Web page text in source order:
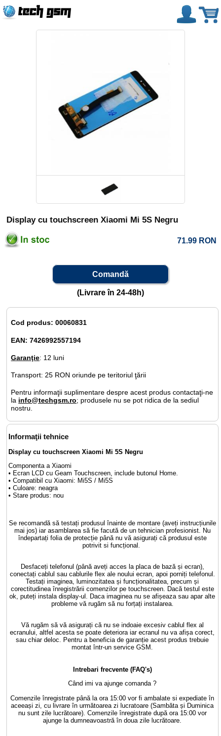
Display cu touchscreen Xiaomi Mi 5S Negru
71.99 RON
Comandă
(Livrare în 24-48h)
Cod produs: 00060831
EAN: 7426992557194
Garanţie: 12 luni
Transport: 25 RON oriunde pe teritoriul ţării
Pentru informaţii suplimentare despre acest produs contactaţi-ne
la info@techgsm.ro; produsele nu se pot ridica de la sediul
nostru.
Informaţii tehnice
Display cu touchscreen Xiaomi Mi 5S Negru
Componenta a Xiaomi
• Ecran LCD cu Geam Touchscreen, include butonul Home.
• Compatibil cu Xiaomi: Mi5S / Mi5S
• Culoare: neagra
• Stare produs: nou
Se recomandă să testați produsul înainte de montare (aveți instrucțiunile
mai jos) iar asamblarea să fie facută de un tehnician profesionist. Nu
îndepartați folia de protecție până nu vă asigurați că produsul este
potrivit si funcțional.
Desfaceți telefonul (până aveți acces la placa de bază și ecran),
conectați cablul sau cablurile flex ale noului ecran, apoi porniți telefonul.
Testați imaginea, luminozitatea și funcționalitatea, precum și
corectitudinea înregistrării comenzilor pe touchscreen. Dacă testul este
ok, puteți instala display-ul. Daca imaginea nu se afișeaza sau apar alte
probleme vă rugăm să nu forțați instalarea.
Vă rugăm să vă asigurați că nu se indoaie excesiv cablul flex al
ecranului, altfel acesta se poate deteriora iar ecranul nu va afișa corect,
sau chiar deloc. Pentru a beneficia de garanție acest produs trebuie
montat într-un service GSM.
Intrebari frecvente (FAQ's)
Când imi va ajunge comanda ?
Comenzile înregistrate până la ora 15:00 vor fi ambalate si expediate în
aceeași zi, cu livrare în următoarea zi lucratoare (Sambăta și Duminica
nu sunt zile lucrătoare). Comenzile înregistrate după ora 15:00 vor
ajunge la dumneavoastră în doua zile lucrătoare.